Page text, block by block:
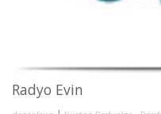
Radyo Evin